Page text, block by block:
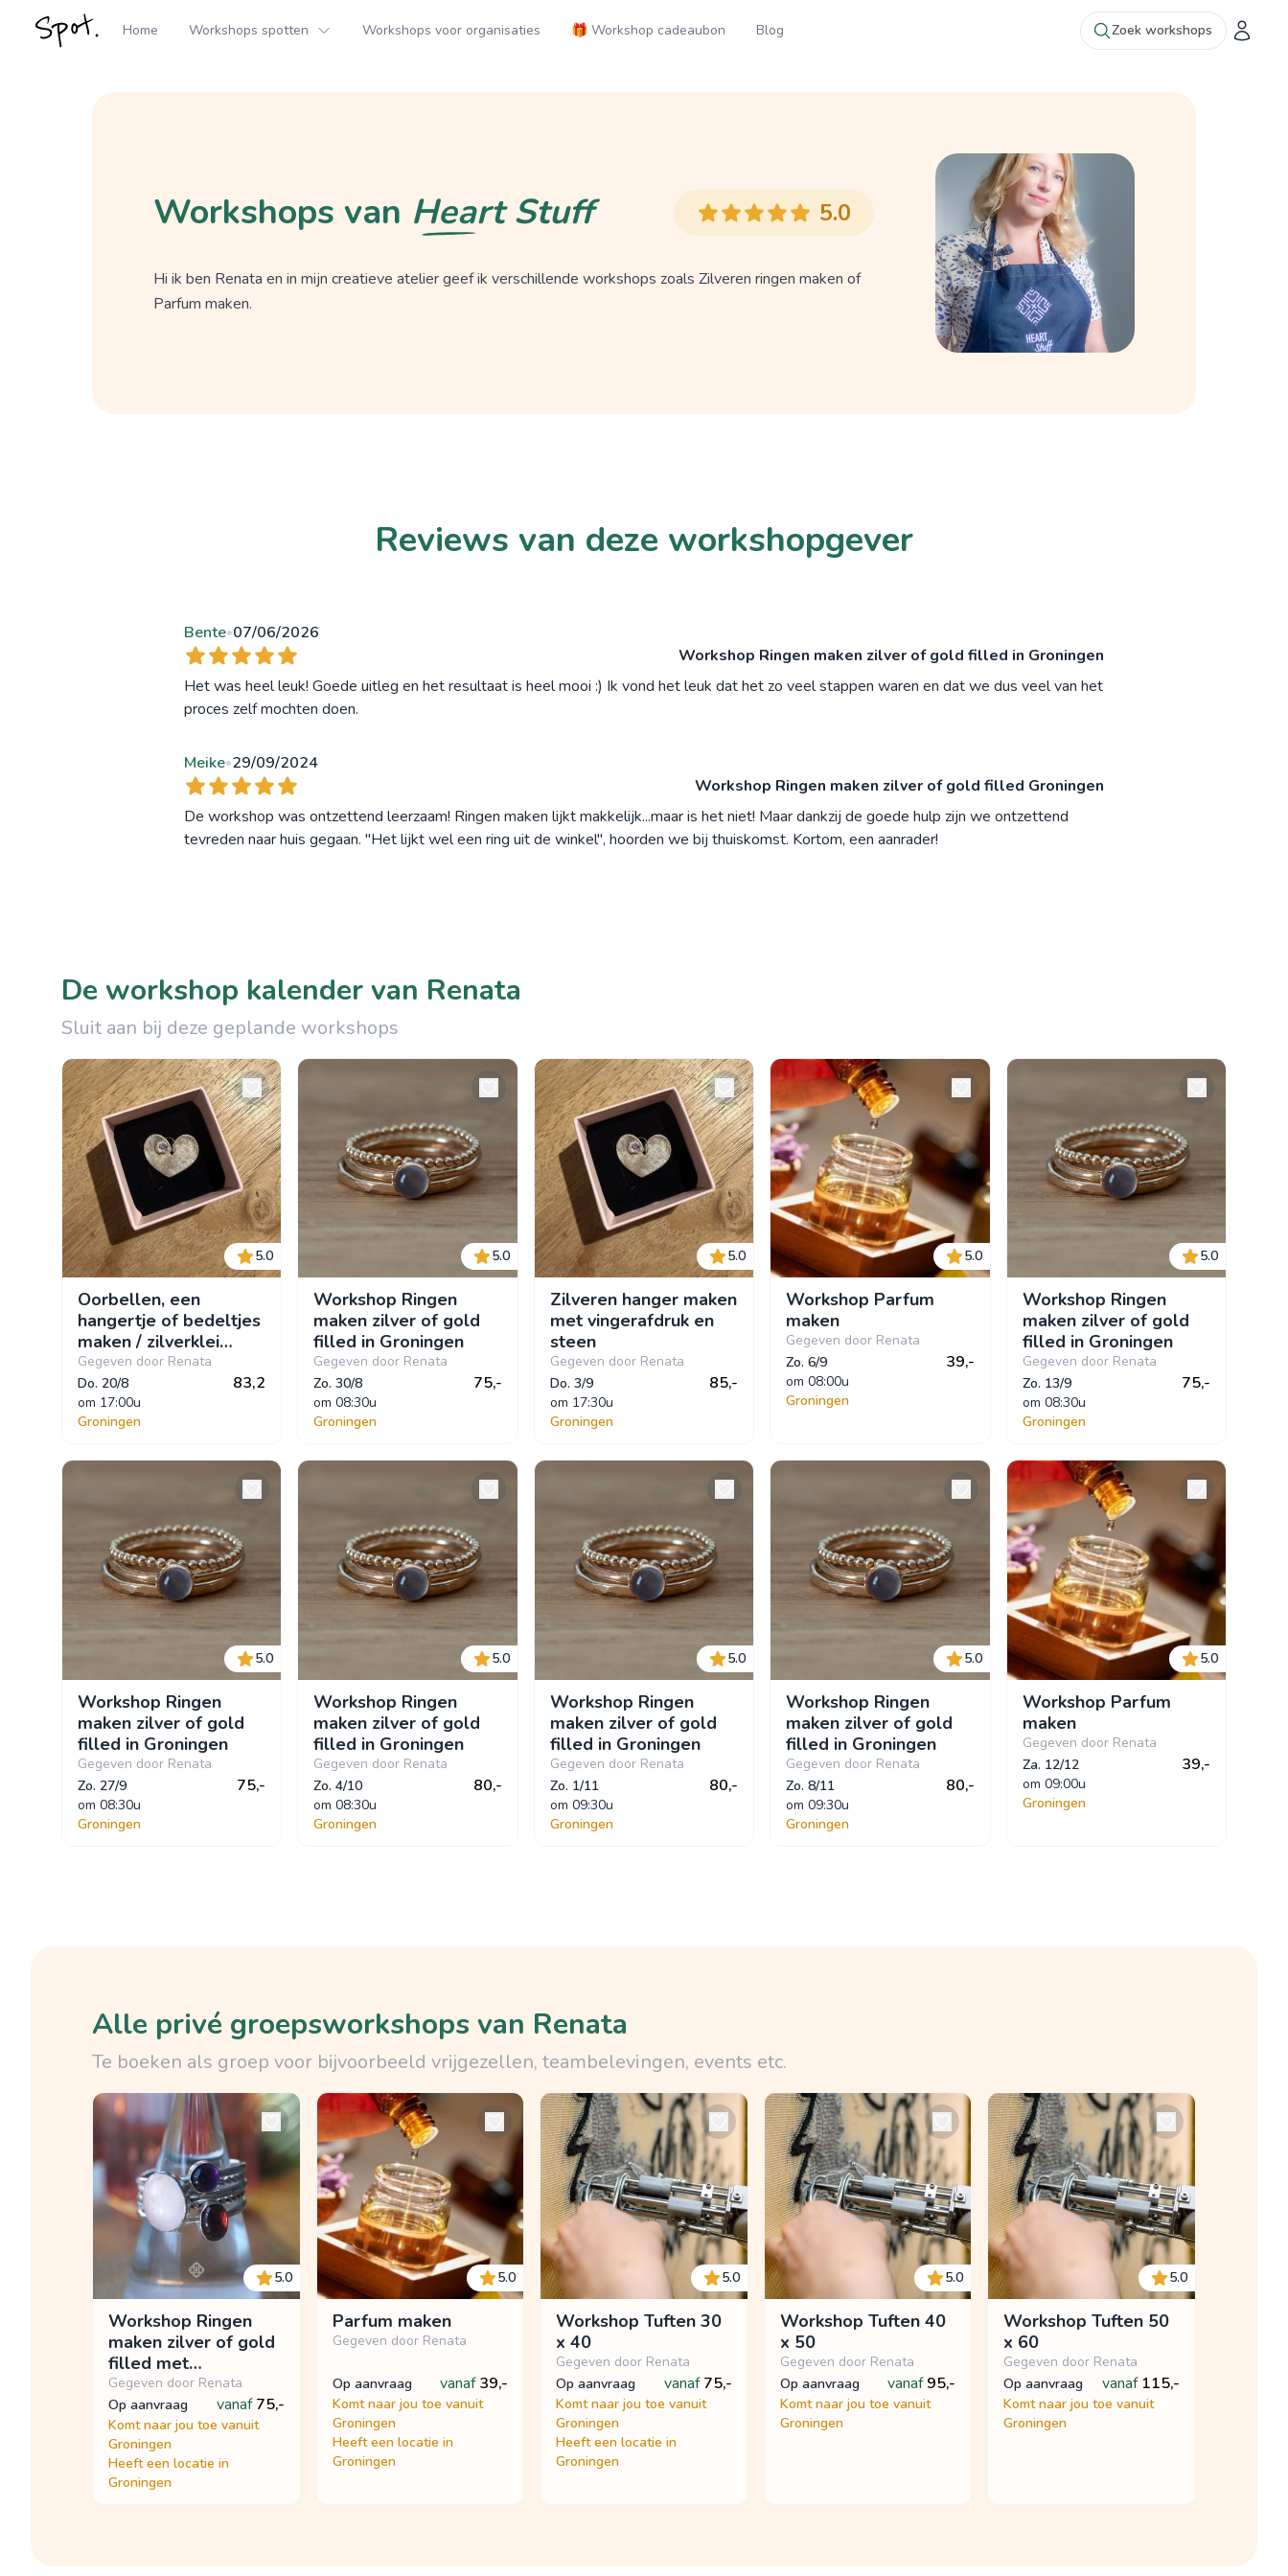
Home Workshops spotten Workshops voor organisaties 🎁 Workshop cadeaubon Blog Zoek workshops
Workshops van Heart Stuff 5.0
Hi ik ben Renata en in mijn creatieve atelier geef ik verschillende workshops zoals Zilveren ringen maken of
Parfum maken.
Reviews van deze workshopgever
Bente•07/06/2026
Workshop Ringen maken zilver of gold filled in Groningen
Het was heel leuk! Goede uitleg en het resultaat is heel mooi :) Ik vond het leuk dat het zo veel stappen waren en dat we dus veel van het
proces zelf mochten doen.
Meike•29/09/2024
Workshop Ringen maken zilver of gold filled Groningen
De workshop was ontzettend leerzaam! Ringen maken lijkt makkelijk...maar is het niet! Maar dankzij de goede hulp zijn we ontzettend
tevreden naar huis gegaan. "Het lijkt wel een ring uit de winkel", hoorden we bij thuiskomst. Kortom, een aanrader!
De workshop kalender van Renata
Sluit aan bij deze geplande workshops
5.0
Oorbellen, een
hangertje of bedeltjes
maken / zilverklei
workshop in Groningen
Gegeven door Renata
Do. 20/8
om 17:00u
83,2
Groningen
5.0
Workshop Ringen
maken zilver of gold
filled in Groningen
Gegeven door Renata
Zo. 30/8
om 08:30u
75,-
Groningen
5.0
Zilveren hanger maken
met vingerafdruk en
steen
Gegeven door Renata
Do. 3/9
om 17:30u
85,-
Groningen
5.0
Workshop Parfum
maken
Gegeven door Renata
Zo. 6/9
om 08:00u
39,-
Groningen
5.0
Workshop Ringen
maken zilver of gold
filled in Groningen
Gegeven door Renata
Zo. 13/9
om 08:30u
75,-
Groningen
5.0
Workshop Ringen
maken zilver of gold
filled in Groningen
Gegeven door Renata
Zo. 27/9
om 08:30u
75,-
Groningen
5.0
Workshop Ringen
maken zilver of gold
filled in Groningen
Gegeven door Renata
Zo. 4/10
om 08:30u
80,-
Groningen
5.0
Workshop Ringen
maken zilver of gold
filled in Groningen
Gegeven door Renata
Zo. 1/11
om 09:30u
80,-
Groningen
5.0
Workshop Ringen
maken zilver of gold
filled in Groningen
Gegeven door Renata
Zo. 8/11
om 09:30u
80,-
Groningen
5.0
Workshop Parfum
maken
Gegeven door Renata
Za. 12/12
om 09:00u
39,-
Groningen
Alle privé groepsworkshops van Renata
Te boeken als groep voor bijvoorbeeld vrijgezellen, teambelevingen, events etc.
5.0
Workshop Ringen
maken zilver of gold
filled met
edelstenen
Gegeven door Renata
op aanvraag
vanaf 75,-
Komt naar jou toe vanuit
Groningen
Heeft een locatie in
Groningen
5.0
Parfum maken
Gegeven door Renata
op aanvraag vanaf 39,-
Komt naar jou toe vanuit
Groningen
Heeft een locatie in
Groningen
5.0
Workshop Tuften 30
x 40
Gegeven door Renata
op aanvraag
vanaf 75,-
Komt naar jou toe vanuit
Groningen
Heeft een locatie in
Groningen
5.0
Workshop Tuften 40
x 50
Gegeven door Renata
op aanvraag
vanaf 95,-
Komt naar jou toe vanuit
Groningen
5.0
Workshop Tuften 50
x 60
Gegeven door Renata
op aanvraag
vanaf 115,-
Komt naar jou toe vanuit
Groningen